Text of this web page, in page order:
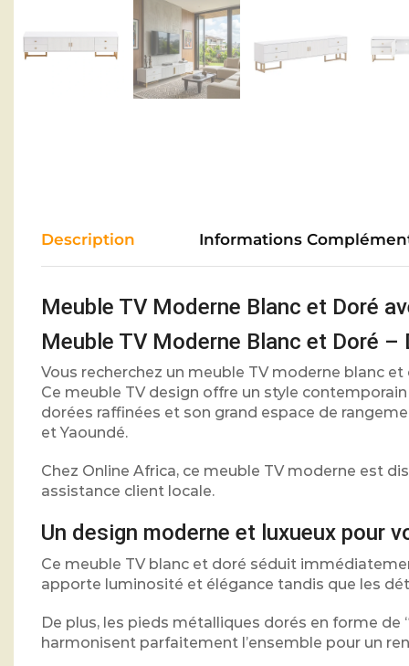
Description Informations
Meuble TV Moderne Blanc et Doré
Meuble TV Moderne Blanc et Doré
Vous recherchez un meuble TV moderne blanc
Ce meuble TV design offre un style
dorées raffinées et son grand espace de
et Yaoundé.
Chez Online Africa, ce meuble TV moderne est
assistance client locale.
Un design moderne et luxueux pour
Ce meuble TV blanc et doré séduit
apporte luminosité et élégance tandis que les
De plus, les pieds métalliques dorés en forme
harmonisent parfaitement l’ensemble pour un